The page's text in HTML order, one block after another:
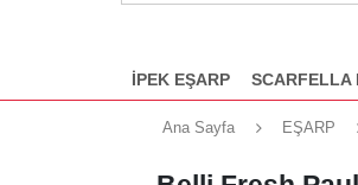
İPEK EŞARP SCARFELLA
Ana Sayfa EŞARP